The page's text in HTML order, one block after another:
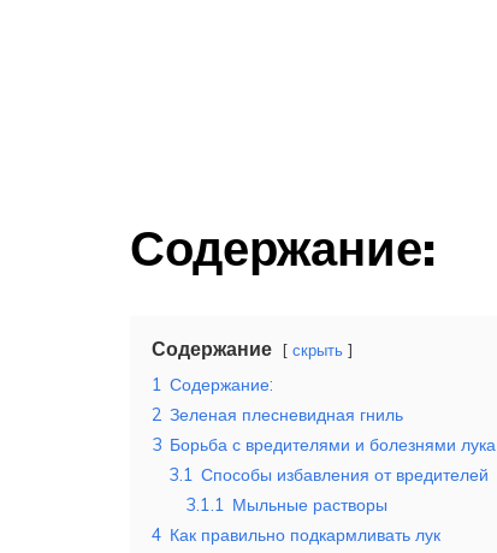
Содержание:
Содержание скрыть
1 Содержание:
2 Зеленая плесневидная гниль
3 Борьба с вредителями и болезнями лука
3.1 Способы избавления от вредителей
3.1.1 Мыльные растворы
4 Как правильно подкармливать лук